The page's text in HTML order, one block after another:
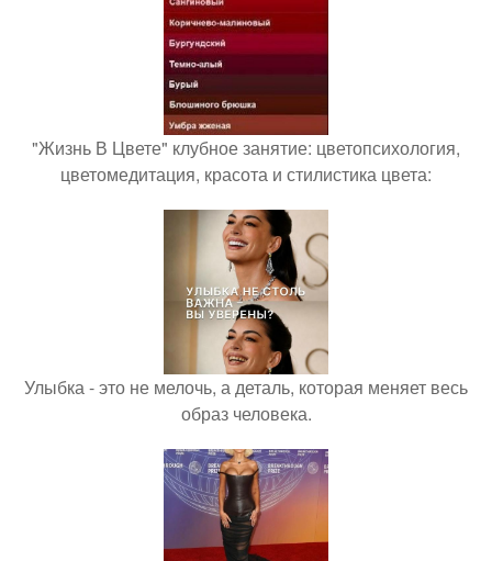
"Жизнь В Цвете" клубное занятие: цветопсихология,
цветомедитация, красота и стилистика цвета:
Улыбка - это не мелочь, а деталь, которая меняет весь
образ человека.